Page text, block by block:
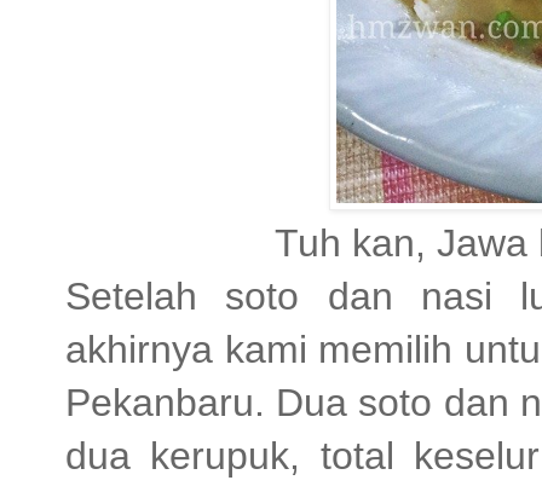
Tuh kan, Jawa
Setelah soto dan nasi
akhirnya kami memilih
Pekanbaru. Dua soto dan
dua kerupuk, total